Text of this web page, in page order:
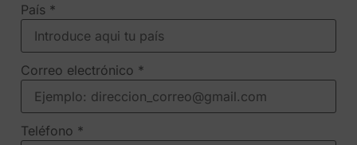
País *
Correo electrónico *
Teléfono *